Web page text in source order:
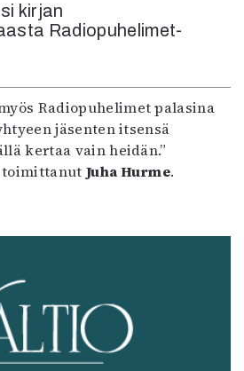
kirjan
Radiopuhelimet-
Radiopuhelimet palasina
jäsenten itsensä
kertaa vain heidän.”
toimittanut Juha Hurme.